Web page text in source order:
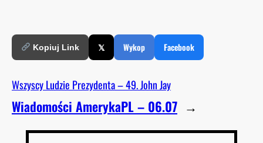
Kopiuj Link 𝕏 Wykop Facebook
Wszyscy Ludzie Prezydenta – 49. John Jay
Wiadomości AmerykaPL – 06.07 →